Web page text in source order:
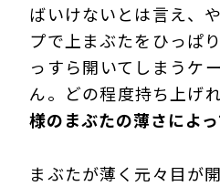
ばいけないとは言え、
プで上まぶたをひっぱ
っすら開いてしまうケ
ん。どの程度持ち上げ
様のまぶたの薄さによ
まぶたが薄く元々目が